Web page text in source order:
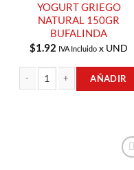
YOGURT GRIEGO
NATURAL 150GR
BUFALINDA
$1.92 IVA Incluido x UND
AÑADIR